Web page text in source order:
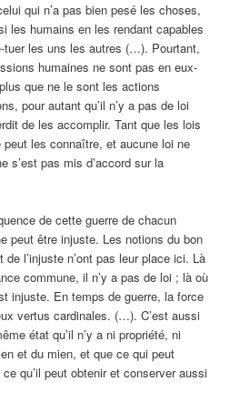
qui n’a pas bien pesé les choses,
les humains en les rendant capables
tuer les uns les autres (…). Pourtant,
humaines ne sont pas en eux-
que ne le sont les actions
pour autant qu’il n’y a pas de loi
de les accomplir. Tant que les lois
peut les connaître, et aucune loi ne
s’est pas mis d’accord sur la
de cette guerre de chacun
peut être injuste. Les notions du bon
l’injuste n’ont pas leur place ici. Là
commune, il n’y a pas de loi ; là où
injuste. En temps de guerre, la force
vertus cardinales. (…). C’est aussi
état qu’il n’y a ni propriété, ni
et du mien, et que ce qui peut
qu’il peut obtenir et conserver aussi